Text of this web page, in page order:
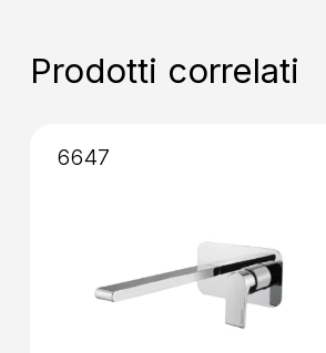
Prodotti correlati
6647